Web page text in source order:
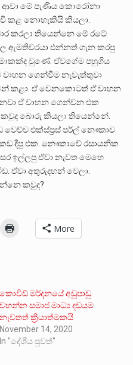
මේ පැණිය කොරෝනා
කළ නොහැකියි කියලා.
කරලා තියෙන්නෙ මේ රටේ
ඇමතිවරයා එන්නත් ගැන කරපු
වුණේ. ඒවගේම පහුගිය
ගෙන්වීම නැවැත්තුවා
කළා. ඒ වෙනකොටත් ඒ වාහන
ඒ වාහන ගෙන්වන එක
බොරු කියලා තියෙන්නේ.
වෙච්ච එක්ස්ප්‍රස් පර්ල් නෞකාව
දීපු එක. නෞකාවේ රසායනික
ඉල්ලපු ඒවා නැවත මෙහෙ
ඒවා අතුරුදහන් වෙලා.
කවුද?
More
කොවිඩ් මර්දනයේ අඩුපාඩු
වහන්න සමාජ මාධ්‍ය දඩයම
නැවතත් ක්‍රියාත්මකයි
November 14, 2020
In "දේශීය පුවත්"